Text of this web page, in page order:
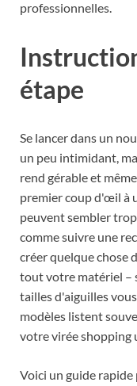
professionnelles.
étape
Se lancer dans un
un peu intimidant,
rend gérable et
premier coup d'œil à
peuvent sembler
comme suivre une
créer quelque chose
tout votre matériel –
tailles d'aiguilles
modèles listent
votre virée shopping
Voici un guide rapide